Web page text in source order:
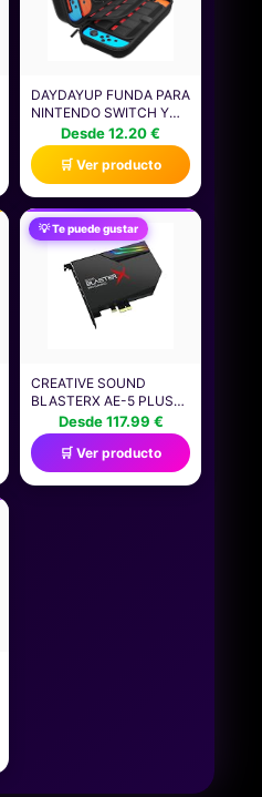
DAYDAYUP FUNDA PARA
NINTENDO SWITCH Y
SWITCH OLED CON 20
RANURAS PARA
TARJETAS DE JUEGO -
FUNDA RÍGIDO DE
ALMACENAMIENTO EN
MATERIAL PARA
CONSOLA Y
ACCESORIOS DE
NINTENDO SWITCH
Desde 12.20 €
🛒 Ver producto
💡 Te puede gustar
CREATIVE SOUND
BLASTERX AE-5 PLUS
TARJETA DE SONIDO
PARA JUEGOS PCI-E
SABRE32 ULTRA-CLASS
DE 32 BITS/ 384 KHZ
ALTA RESOLUCIÓN, DAC
Desde 117.99 €
🛒 Ver producto